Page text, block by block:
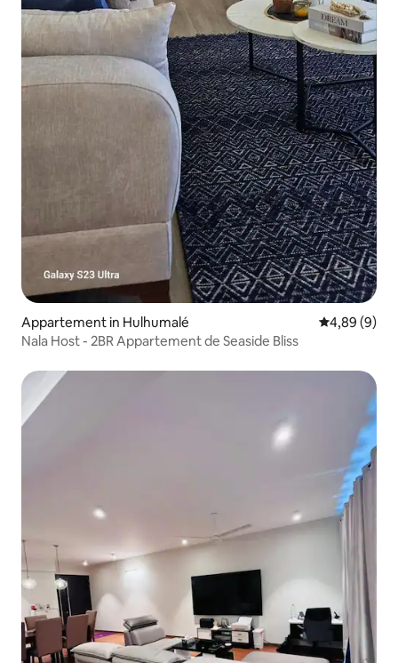
Appartement in Hulhumalé Gemiddelde
4,89 (9)
Nala Host - 2BR Appartement de Seaside Bliss